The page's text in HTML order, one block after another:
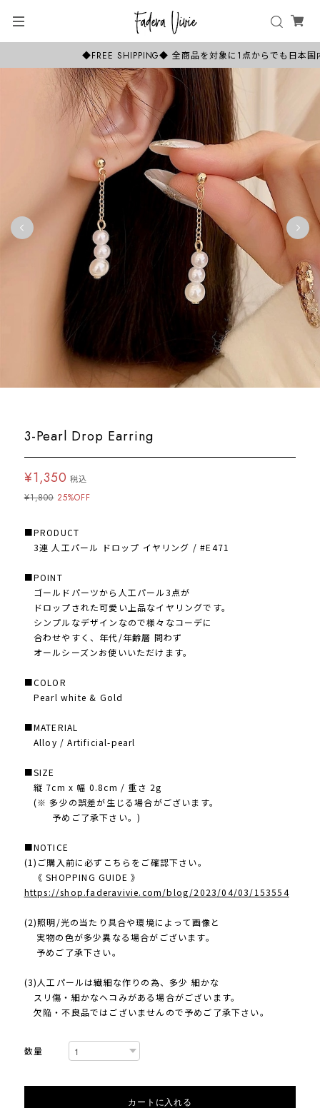
◆FREE SHIPPING◆ 全商品を対象に1点からでも日本国
3-Pearl Drop Earring
¥1,350 税込
¥1,800 25%OFF
■PRODUCT
3連 人工パール ドロップ イヤリング / #E471
■POINT
ゴールドパーツから人工パール3点が
ドロップされた可愛い上品なイヤリングです。
シンプルなデザインなので様々なコーデに
合わせやすく、年代/年齢層 問わず
オールシーズンお使いいただけます。
■COLOR
Pearl white & Gold
■MATERIAL
Alloy / Artificial-pearl
■SIZE
縦 7cm x 幅 0.8cm / 重さ 2g
(※ 多少の誤差が生じる場合がございます。
予めご了承下さい。)
■NOTICE
(1)ご購入前に必ずこちらをご確認下さい。
《 SHOPPING GUIDE 》
https://shop.faderavivie.com/blog/2023/04/03/153554
(2)照明/光の当たり具合や環境によって画像と
実物の色が多少異なる場合がございます。
予めご了承下さい。
(3)人工パールは繊細な作りの為、多少 細かな
スリ傷・細かなヘコみがある場合がございます。
欠陥・不良品ではございませんので予めご了承下さい。
数量
カートに入れる